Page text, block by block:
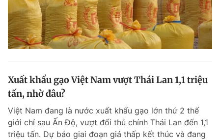
Xuất khẩu gạo Việt Nam vượt Thái Lan 1,1 triệu
tấn, nhờ đâu?
Việt Nam đang là nước xuất khẩu gạo lớn thứ 2 thế
giới chỉ sau Ấn Độ, vượt đối thủ chính Thái Lan đến 1,1
triệu tấn. Dự báo giai đoạn giá thấp kết thúc và đang